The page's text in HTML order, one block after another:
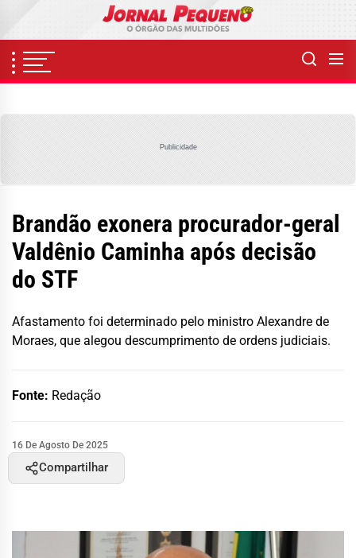
content
Publicidade
Brandão exonera procurador-geral
Valdênio Caminha após decisão
do STF
Afastamento foi determinado pelo ministro Alexandre de
Moraes, que alegou descumprimento de ordens judiciais.
Fonte: Redação
16 De Agosto De 2025
Compartilhar